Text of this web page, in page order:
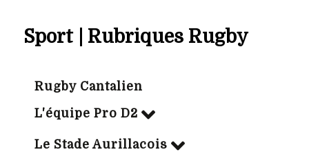
Sport | Rubriques Rugby
Rugby Cantalien
L'équipe Pro D2
Le Stade Aurillacois